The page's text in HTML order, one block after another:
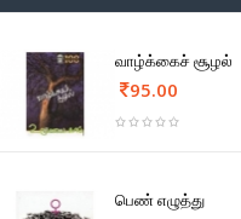
வாழ்க்கைச் சூழல்
95.00
பெண் எழுத்து